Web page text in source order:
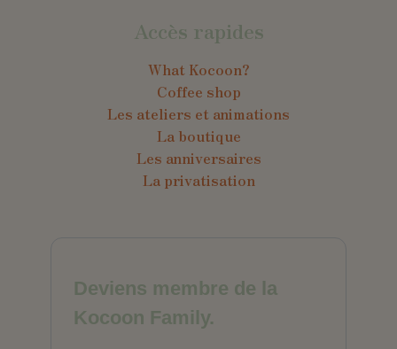
Accès rapides
What Kocoon?
Coffee shop
Les ateliers et animations
La boutique
Les anniversaires
La privatisation
Deviens membre de la
Kocoon Family.